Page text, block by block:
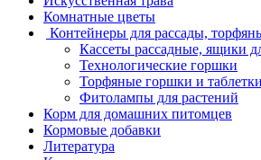
Комнатные цветы
Контейнеры для рассады,
Кассеты рассадные, ящики
Технологические горшки
Торфяные горшки и таблетки
Фитолампы для растений
Корм для домашних питомцев
Кормовые добавки
Литература